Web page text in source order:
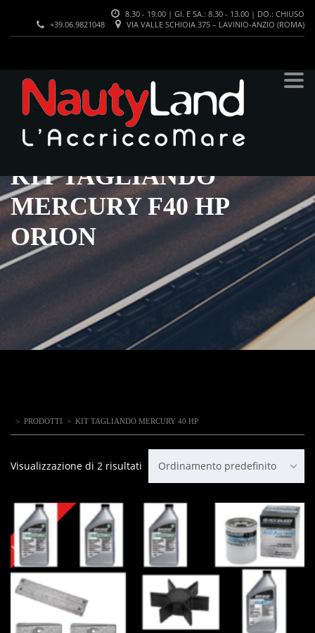
8.30 - 19.00 | GI. E SA.: 8.30 - 13.00 | DO.: CHIUSO
VIA VALLE SCHIOIA 375 – LAVINIO-ANZIO (ROMA)
+39.06.9821048
KIT TAGLIANDO
MERCURY F40 HP
ORION
> PRODOTTI > KIT TAGLIANDO MERCURY 40 HP
Visualizzazione di 2 risultati Ordinamento predefinito
IN OFFERTA!